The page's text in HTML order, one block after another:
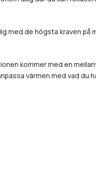
de högsta kraven
kommer med en
värmen med vad du